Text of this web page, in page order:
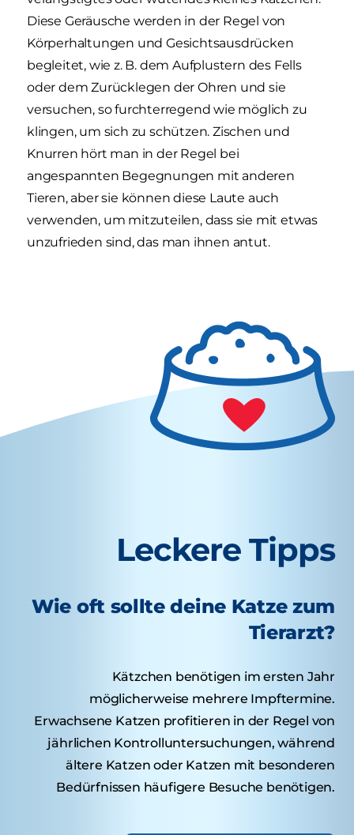
Diese Geräusche werden in der Regel von
Körperhaltungen und Gesichtsausdrücken
begleitet, wie z. B. dem Aufplustern des Fells
oder dem Zurücklegen der Ohren und sie
versuchen, so furchterregend wie möglich zu
klingen, um sich zu schützen. Zischen und
Knurren hört man in der Regel bei
angespannten Begegnungen mit anderen
Tieren, aber sie können diese Laute auch
verwenden, um mitzuteilen, dass sie mit etwas
unzufrieden sind, das man ihnen antut.
Leckere Tipps
Wie oft sollte deine Katze zum
Tierarzt?
Kätzchen benötigen im ersten Jahr
möglicherweise mehrere Impftermine.
Erwachsene Katzen profitieren in der Regel von
jährlichen Kontrolluntersuchungen, während
ältere Katzen oder Katzen mit besonderen
Bedürfnissen häufigere Besuche benötigen.